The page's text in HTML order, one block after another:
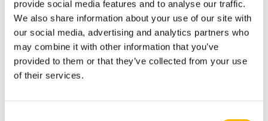
provide social media features and to analyse our traffic.
We also share information about your use of our site with
our social media, advertising and analytics partners who
may combine it with other information that you’ve
provided to them or that they’ve collected from your use
of their services.
elkaar blijven stimuleren in hun ontwikkeling. 'In de
complexiteit van het sport ecosysteem zullen nieuwe
vormen van integrale samenwerking tussen
verschillende specialisten nodig zijn. Dit vraagt om een
nieuw soort leiderschap. Met de gedurende het